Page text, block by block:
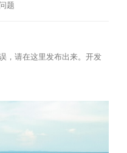
题
，请在这里发布出来。开发